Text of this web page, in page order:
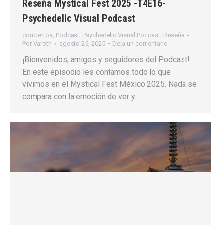
Reseña Mystical Fest 2025 -T4E16-
Psychedelic Visual Podcast
conciertos, Podcast, Psychedelic Visual Podcast, Reseña
Por Varoth agosto 25, 2025 Deja un comentario
¡Bienvenidos, amigos y seguidores del Podcast!
En este episodio les contamos todo lo que
vivimos en el Mystical Fest México 2025. Nada se
compara con la emoción de ver y…